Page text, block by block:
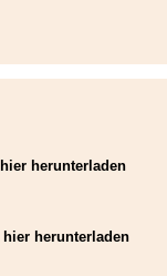
hier herunterladen
hier herunterladen